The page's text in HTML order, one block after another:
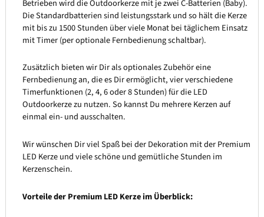
Betrieben wird die Outdoorkerze mit je zwei C-Batterien (Baby).
Die Standardbatterien sind leistungsstark und so hält die Kerze
mit bis zu 1500 Stunden über viele Monat bei täglichem Einsatz
mit Timer (per optionale Fernbedienung schaltbar).
Zusätzlich bieten wir Dir als optionales Zubehör eine
Fernbedienung an, die es Dir ermöglicht, vier verschiedene
Timerfunktionen (2, 4, 6 oder 8 Stunden) für die LED
Outdoorkerze zu nutzen. So kannst Du mehrere Kerzen auf
einmal ein- und ausschalten.
Wir wünschen Dir viel Spaß bei der Dekoration mit der Premium
LED Kerze und viele schöne und gemütliche Stunden im
Kerzenschein.
Vorteile der Premium LED Kerze im Überblick: